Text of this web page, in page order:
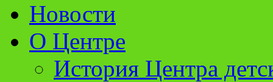
Новости
О Центре
История Центра